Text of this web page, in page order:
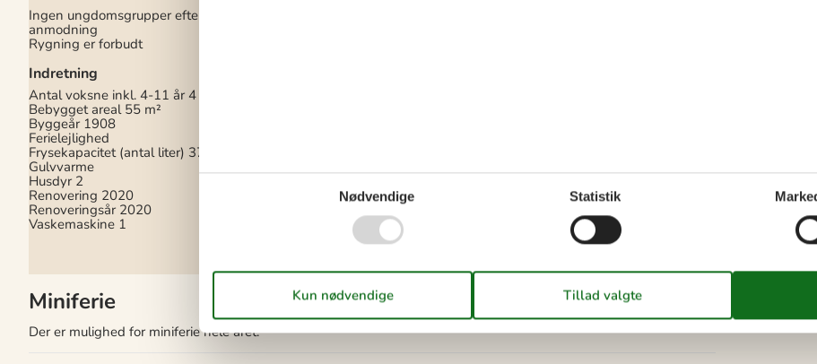
Ingen ungdomsgrupper efter
anmodning
Rygning er forbudt
Indretning
Antal voksne inkl. 4-11 år 4
Bebygget areal 55 m²
Byggeår 1908
Ferielejlighed
Frysekapacitet (antal liter) 37
Gulvvarme
Husdyr 2
Renovering 2020
Renoveringsår 2020
Vaskemaskine 1
Soveplads ikke i soveværelset
Sovesofa, dobbelt (antal
2
Miniferie
Der er mulighed for miniferie hele året.
Nødvendige Statistik